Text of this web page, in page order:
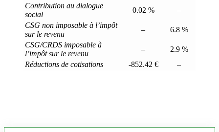
Contribution au dialogue
social
0.02 %
–
CSG non imposable à l’impôt
sur le revenu
–
6.8 %
CSG/CRDS imposable à
l’impôt sur le revenu
–
2.9 %
Réductions de cotisations
-852.42 € –